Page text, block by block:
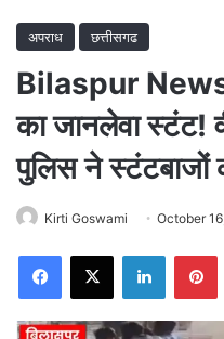
अपराध छत्तीसगढ
Bilaspur
का जानलेवा स्टंट!
पुलिस ने
Kirti Goswami October
Facebook
X LinkedIn